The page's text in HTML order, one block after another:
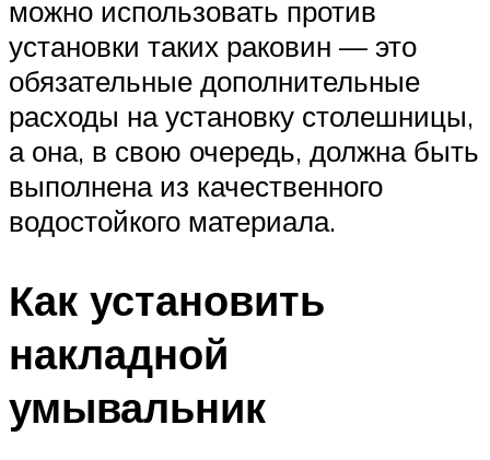
можно использовать против
установки таких раковин — это
обязательные дополнительные
расходы на установку столешницы,
а она, в свою очередь, должна быть
выполнена из качественного
водостойкого материала.
Как установить
накладной
умывальник